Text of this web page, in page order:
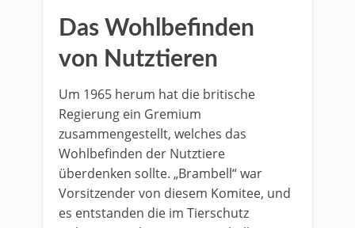
Das Wohlbefinden
von Nutztieren
Um 1965 herum hat die britische
Regierung ein Gremium
zusammengestellt, welches das
Wohlbefinden der Nutztiere
überdenken sollte. „Brambell“ war
Vorsitzender von diesem Komitee, und
es entstanden die im Tierschutz